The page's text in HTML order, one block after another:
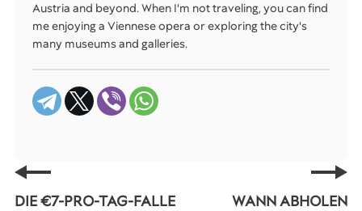
Austria and beyond. When I'm not traveling, you can find
me enjoying a Viennese opera or exploring the city's
many museums and galleries.
DIE €7-PRO-TAG-FALLE WANN ABHOLEN